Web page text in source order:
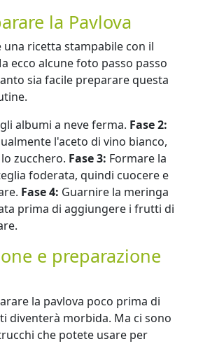
la Pavlova
ricetta stampabile con il
ecco alcune foto passo passo
sia facile preparare questa
albumi a neve ferma. Fase 2:
l'aceto di vino bianco,
zucchero. Fase 3: Formare la
foderata, quindi cuocere e
Fase 4: Guarnire la meringa
prima di aggiungere i frutti di
e preparazione
la pavlova poco prima di
diventerà morbida. Ma ci sono
che potete usare per